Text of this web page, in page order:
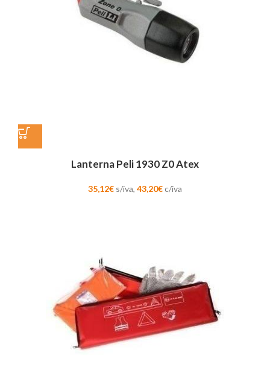
Lanterna Peli 1930 Z0 Atex
35,12€ s/iva, 43,20€c/iva